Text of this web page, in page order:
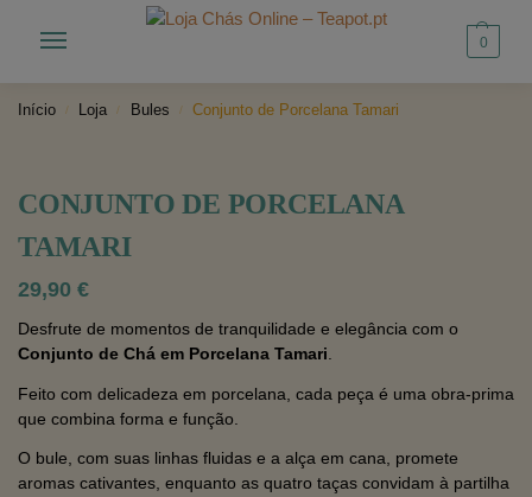
0
Início / Loja / Bules / Conjunto de Porcelana Tamari
CONJUNTO DE PORCELANA
TAMARI
29,90 €
Desfrute de momentos de tranquilidade e elegância com o
Conjunto de Chá em Porcelana Tamari
Feito com delicadeza em porcelana, cada peça é uma obra-prima
que combina forma e função.
O bule, com suas linhas fluidas e a alça em cana, promete
aromas cativantes, enquanto as quatro taças convidam à partilha